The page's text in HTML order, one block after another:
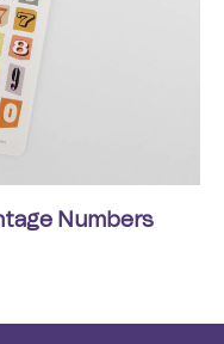
Numbers